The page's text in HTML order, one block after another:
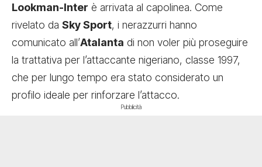
Lookman-Inter è arrivata al capolinea. Come
rivelato da Sky Sport, i nerazzurri hanno
comunicato all’Atalanta di non voler più proseguire
la trattativa per l’attaccante nigeriano, classe 1997,
che per lungo tempo era stato considerato un
profilo ideale per rinforzare l’attacco.
Pubblicità